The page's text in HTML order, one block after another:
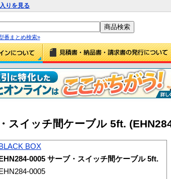
りを見る
番まとめ検索»
スイッチ間ケーブル 5ft.
BLACK BOX
EHN284-0005 サーブ・スイッチ間ケーブル 5ft.
EHN284-0005